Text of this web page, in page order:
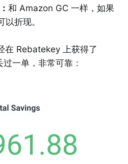
和 Amazon GC 一样，如果
折现。
在 Rebatekey 上获得了
一单，非常可靠：